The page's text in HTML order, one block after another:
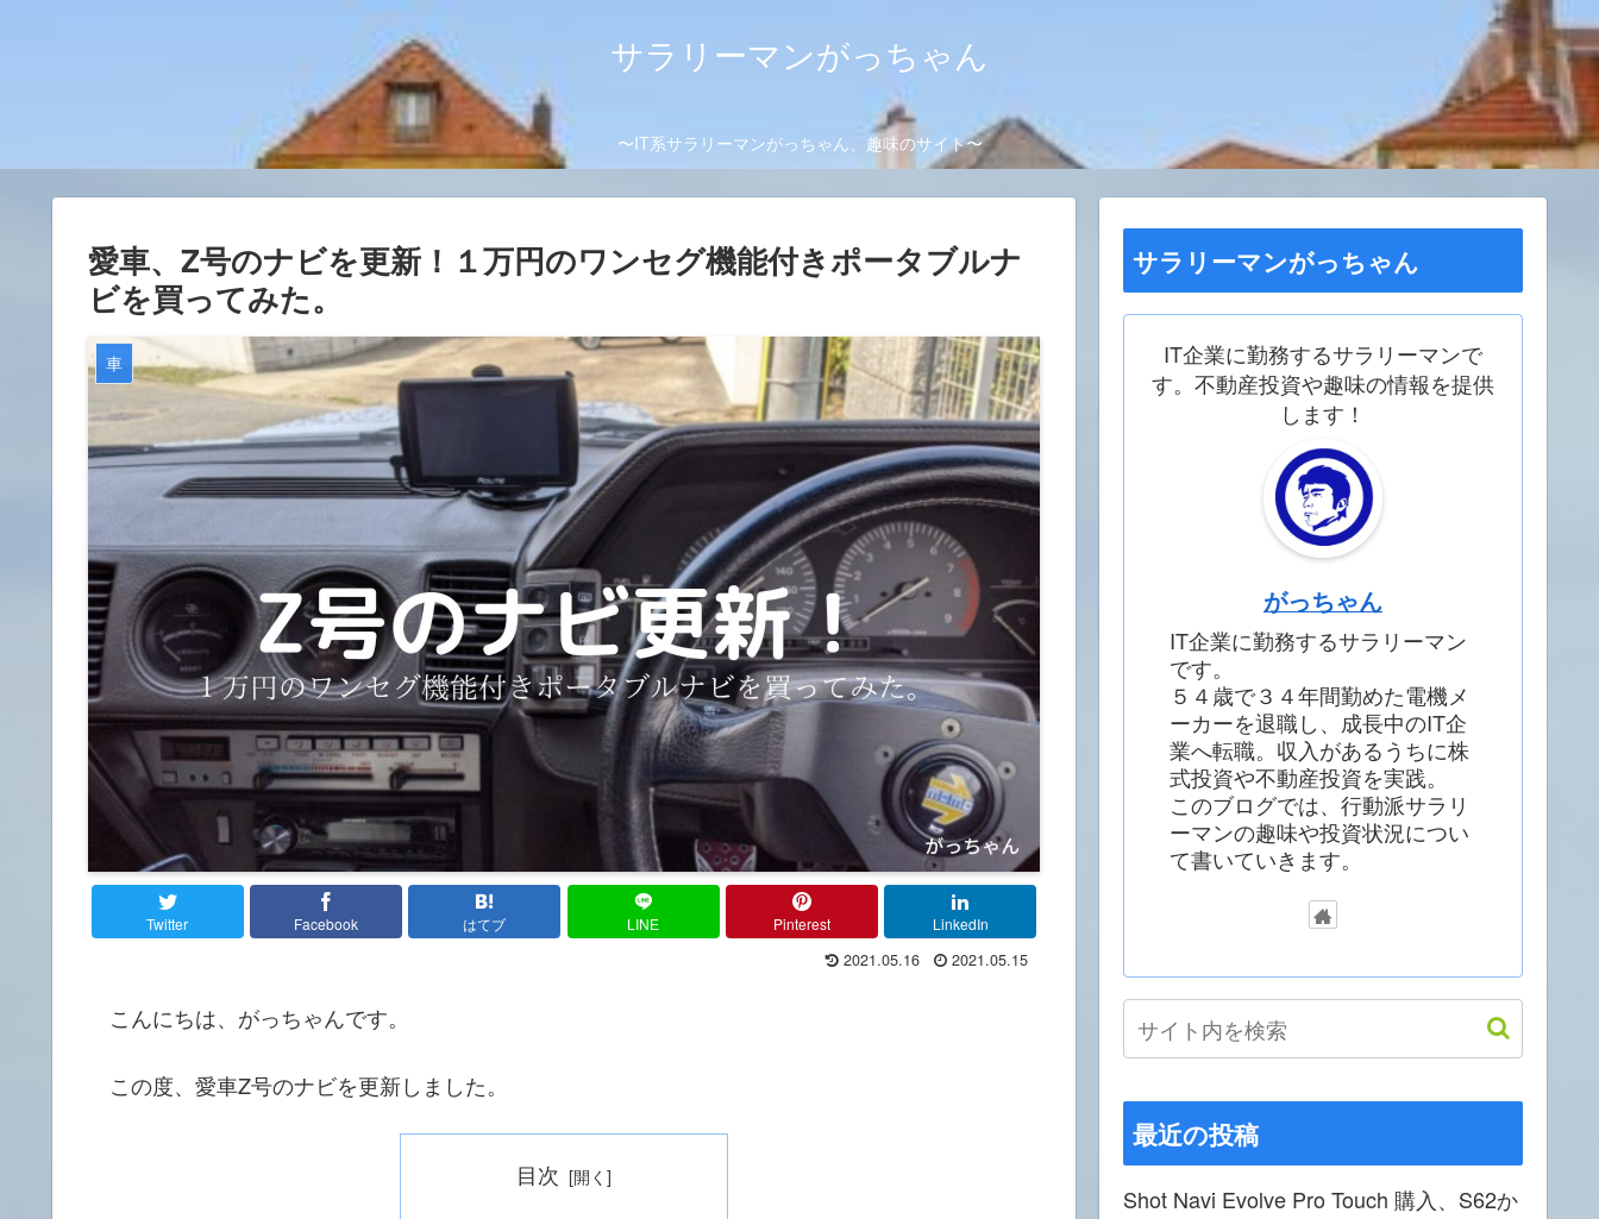
サラリーマンがっちゃん
〜IT系サラリーマンがっちゃん、趣味のサイト〜
愛車、Z号のナビを更新！１万円のワンセグ機能付きポータブルナ
ビを買ってみた。
車
Twitter Facebook はてブ LINE Pinterest LinkedIn
2021.05.16 2021.05.15
こんにちは、がっちゃんです。
この度、愛車Z号のナビを更新しました。
目次
サラリーマンがっちゃん
IT企業に勤務するサラリーマンで
す。不動産投資や趣味の情報を提供
します！
がっちゃん
IT企業に勤務するサラリーマン
です。
５４歳で３４年間勤めた電機メ
ーカーを退職し、成長中のIT企
業へ転職。収入があるうちに株
式投資や不動産投資を実践。
このブログでは、行動派サラリ
ーマンの趣味や投資状況につい
て書いていきます。
最近の投稿
Shot Navi Evolve Pro Touch 購入、S62か